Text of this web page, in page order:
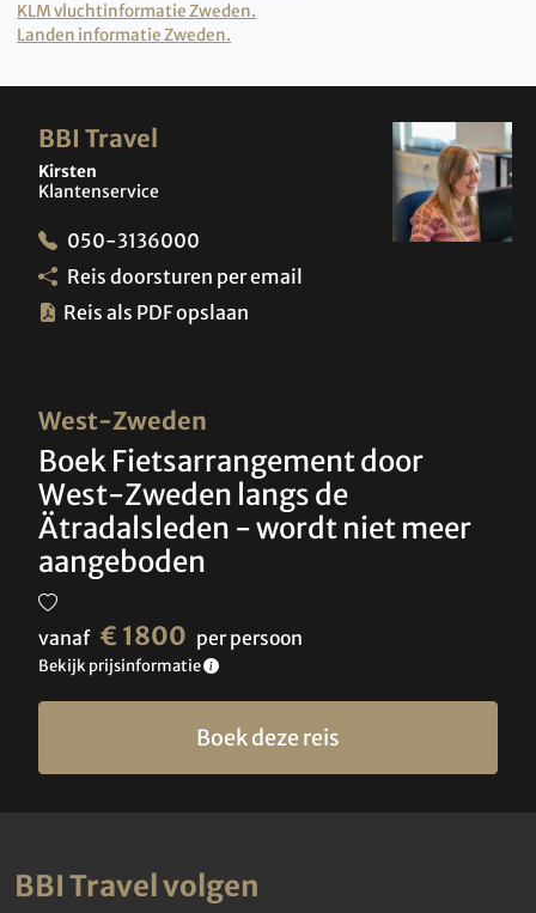
KLM vluchtinformatie Zweden.
Landen informatie Zweden.
West-Zweden
Boek Fietsarrangement door
West-Zweden langs de
Ätradalsleden - wordt niet meer
aangeboden
vanaf € 1800 per persoon
Bekijk prijsinformatie
Boek deze reis
BBI Travel
Kirsten
Klantenservice
050-3136000
Reis doorsturen per email
Reis als PDF opslaan
BBI Travel volgen